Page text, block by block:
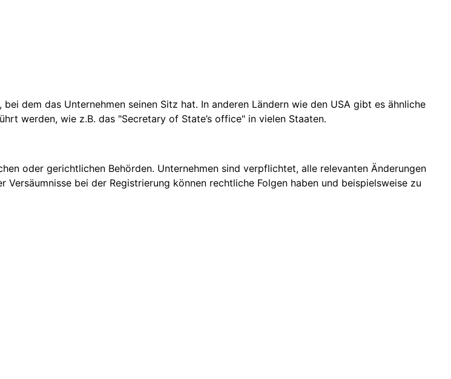
dem das Unternehmen seinen Sitz hat. In anderen Ländern wie den USA gibt es ähnliche
werden, wie z.B. das "Secretary of State’s office" in vielen Staaten.
oder gerichtlichen Behörden. Unternehmen sind verpflichtet, alle relevanten Änderungen
bei der Registrierung können rechtliche Folgen haben und beispielsweise zu